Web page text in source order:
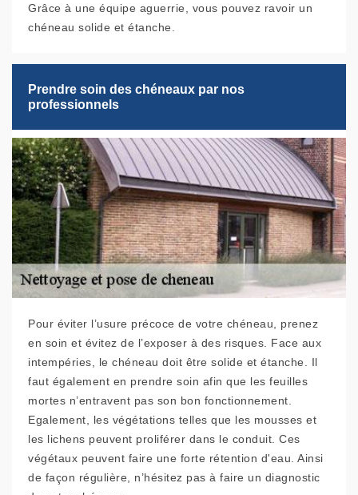
Grâce à une équipe aguerrie, vous pouvez ravoir un
chéneau solide et étanche.
Prendre soin des chéneaux par nos
professionnels
Pour éviter l’usure précoce de votre chéneau, prenez
en soin et évitez de l’exposer à des risques. Face aux
intempéries, le chéneau doit être solide et étanche. Il
faut également en prendre soin afin que les feuilles
mortes n’entravent pas son bon fonctionnement.
Egalement, les végétations telles que les mousses et
les lichens peuvent proliférer dans le conduit. Ces
végétaux peuvent faire une forte rétention d'eau. Ainsi
de façon régulière, n’hésitez pas à faire un diagnostic